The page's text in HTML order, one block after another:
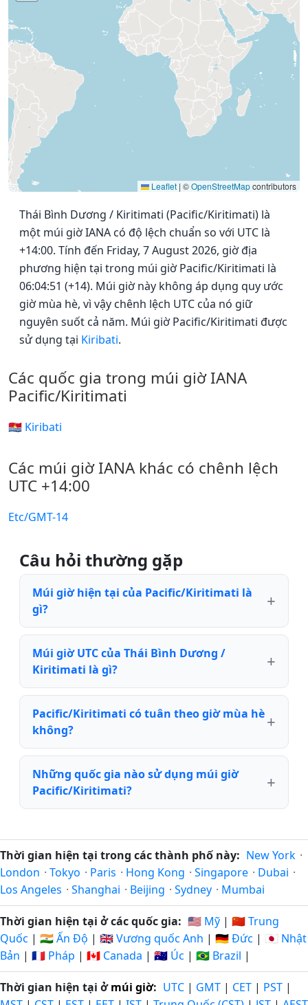
Leaflet | ©OpenStreetMapcontributors
Thái Bình Dương / Kiritimati (Pacific/Kiritimati) là
một múi giờ IANA có độ lệch chuẩn so với UTC là
+14:00. Tính đến Friday, 7 August 2026, giờ địa
phương hiện tại trong múi giờ Pacific/Kiritimati là
06:04:51 (+14). Múi giờ này không áp dụng quy ước
giờ mùa hè, vì vậy chênh lệch UTC của nó giữ
nguyên suốt cả năm. Múi giờ Pacific/Kiritimati được
sử dụng tại Kiribati.
Các quốc gia trong múi giờ IANA
Pacific/Kiritimati
🇰🇮 Kiribati
Các múi giờ IANA khác có chênh lệch
UTC +14:00
Etc/GMT-14
Câu hỏi thường gặp
Múi giờ hiện tại của Pacific/Kiritimati là
gì?
Múi giờ UTC của Thái Bình Dương /
Kiritimati là gì?
Pacific/Kiritimati có tuân theo giờ mùa hè
không?
Những quốc gia nào sử dụng múi giờ
Pacific/Kiritimati?
Thời gian hiện tại trong các thành phố này: New York ·
London · Tokyo · Paris · Hong Kong · Singapore · Dubai ·
Los Angeles · Shanghai · Beijing · Sydney · Mumbai
Thời gian hiện tại ở các quốc gia: 🇺🇸 Mỹ | 🇨🇳 Trung
Quốc | 🇮🇳 Ấn Độ | 🇬🇧 Vương quốc Anh | 🇩🇪 Đức | 🇯🇵 Nhật
Bản | 🇫🇷 Pháp | 🇨🇦 Canada | 🇦🇺 Úc | 🇧🇷 Brazil |
Thời gian hiện tại ởmúi giờ: UTC | GMT | CET | PST |